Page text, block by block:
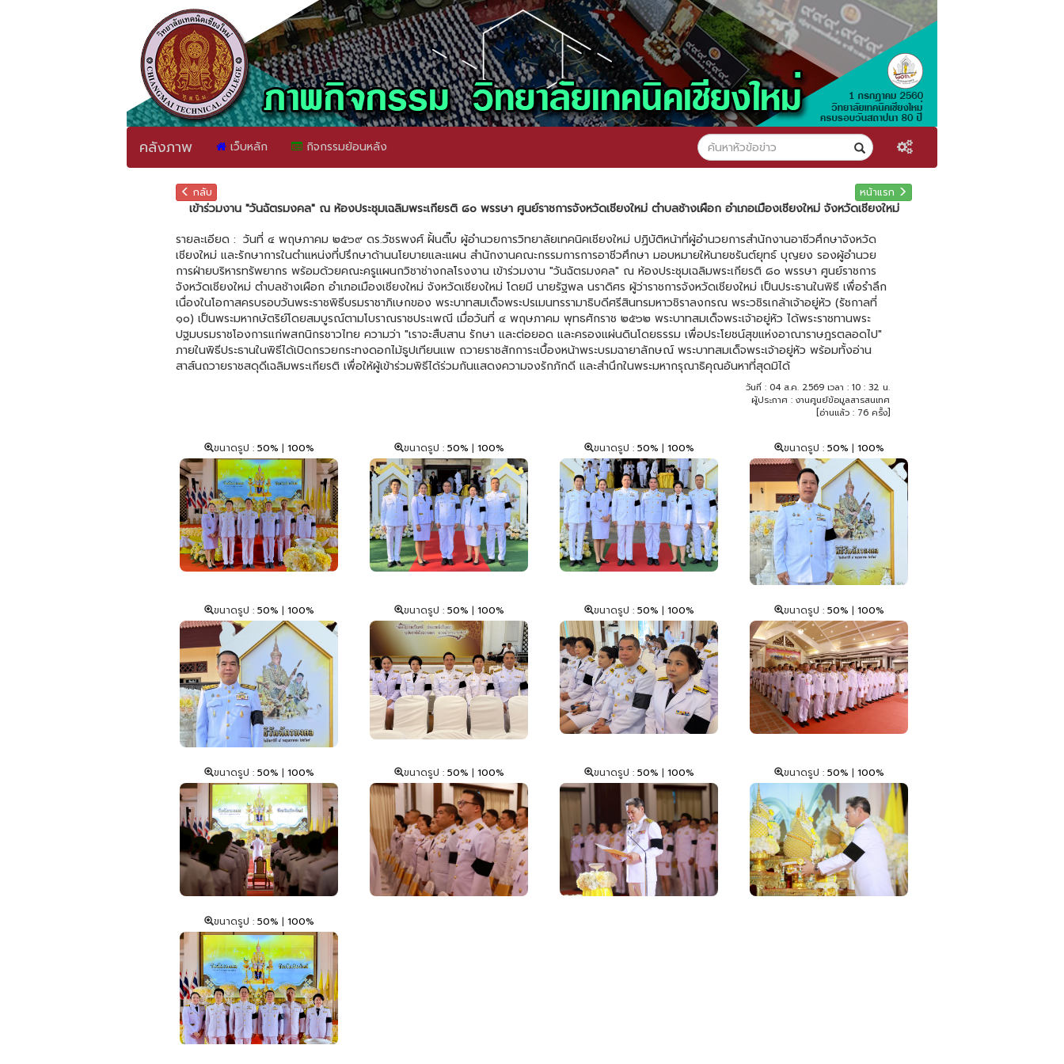
คลังภาพ เว็บหลัก กิจกรรมย้อนหลัง
กลับ หน้าแรก
เข้าร่วมงาน "วันฉัตรมงคล" ณ ห้องประชุมเฉลิมพระเกียรติ ๘๐ พรรษา ศูนย์ราชการจังหวัดเชียงใหม่ ตำบลช้างเผือก อำเภอเมืองเชียงใหม่ จังหวัดเชียงใหม่
รายละเอียด : วันที่ ๔ พฤษภาคม ๒๕๖๙ ดร.วัชรพงศ์ ฝั้นติ๊บ ผู้อำนวยการวิทยาลัยเทคนิคเชียงใหม่ ปฏิบัติหน้าที่ผู้อำนวยการสำนักงานอาชีวศึกษาจังหวัด
เชียงใหม่ และรักษาการในตำแหน่งที่ปรึกษาด้านนโยบายและแผน สำนักงานคณะกรรมการการอาชีวศึกษา มอบหมายให้นายชรันต์ยุทธ์ บุญยง รองผู้อำนวย
การฝ่ายบริหารทรัพยากร พร้อมด้วยคณะครูแผนกวิชาช่างกลโรงงาน เข้าร่วมงาน "วันฉัตรมงคล" ณ ห้องประชุมเฉลิมพระเกียรติ ๘๐ พรรษา ศูนย์ราชการ
จังหวัดเชียงใหม่ ตำบลช้างเผือก อำเภอเมืองเชียงใหม่ จังหวัดเชียงใหม่ โดยมี นายรัฐพล นราดิศร ผู้ว่าราชการจังหวัดเชียงใหม่ เป็นประธานในพิธี เพื่อรำลึก
เนื่องในโอกาสครบรอบวันพระราชพิธีบรมราชาภิเษกของ พระบาทสมเด็จพระปรเมนทรรามาธิบดีศรีสินทรมหาวชิราลงกรณ พระวชิรเกล้าเจ้าอยู่หัว (รัชกาลที่
๑๐) เป็นพระมหากษัตริย์โดยสมบูรณ์ตามโบราณราชประเพณี เมื่อวันที่ ๔ พฤษภาคม พุทธศักราช ๒๕๖๒ พระบาทสมเด็จพระเจ้าอยู่หัว ได้พระราชทานพระ
ปฐมบรมราชโองการแก่พสกนิกรชาวไทย ความว่า "เราจะสืบสาน รักษา และต่อยอด และครองแผ่นดินโดยธรรม เพื่อประโยชน์สุขแห่งอาณาราษฎรตลอดไป"
ภายในพิธีประธานในพิธีได้เปิดกรวยกระทงดอกไม้ธูปเทียนแพ ถวายราชสักการะเบื้องหน้าพระบรมฉายาลักษณ์ พระบาทสมเด็จพระเจ้าอยู่หัว พร้อมทั้งอ่าน
สาส์นถวายราชสดุดีเฉลิมพระเกียรติ เพื่อให้ผู้เข้าร่วมพิธีได้ร่วมกันแสดงความจงรักภักดี และสำนึกในพระมหากรุณาธิคุณอันหาที่สุดมิได้
วันที่ : 04 ส.ค. 2569 เวลา : 10 : 32 น.
ผู้ประกาศ : งานศูนย์ข้อมูลสารสนเทศ
[อ่านแล้ว : 76 ครั้ง]
ขนาดรูป : 50% | 100% ขนาดรูป : 50% | 100% ขนาดรูป : 50% | 100% ขนาดรูป : 50% | 100%
ขนาดรูป : 50% | 100% ขนาดรูป : 50% | 100% ขนาดรูป : 50% | 100% ขนาดรูป : 50% | 100%
ขนาดรูป : 50% | 100% ขนาดรูป : 50% | 100% ขนาดรูป : 50% | 100% ขนาดรูป : 50% | 100%
ขนาดรูป : 50% | 100%